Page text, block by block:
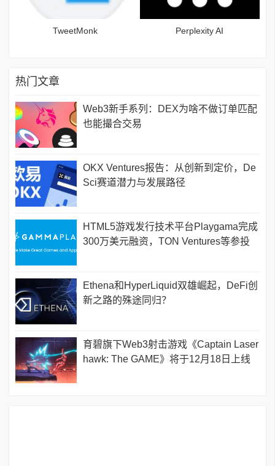
TweetMonk Perplexity AI
热门文章
Web3新手系列：DEX为啥不做订单匹配
也能撮合交易
OKX Ventures报告：从创新到定价，De
Sci赛道潜力与发展路径
HTML5游戏发行技术平台Playgama完成
300万美元融资，TON Ventures等参投
Ethena和HyperLiquid双雄崛起，DeFi创
新之路的殊途同归？
育碧旗下Web3射击游戏《Captain Laser
hawk: The GAME》将于12月18日上线